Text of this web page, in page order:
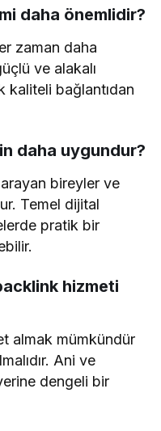
daha önemlidir?
zaman daha
ve alakalı
kaliteli bağlantıdan
daha uygundur?
bireyler ve
Temel dijital
pratik bir
hizmeti
almak mümkündür
Ani ve
dengeli bir